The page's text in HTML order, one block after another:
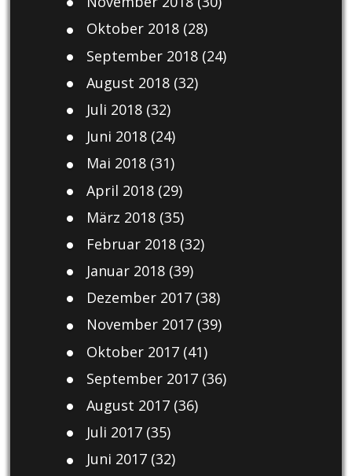
Oktober 2018(28)
September 2018(24)
August 2018(32)
Juli 2018(32)
Juni 2018(24)
Mai 2018(31)
April 2018(29)
März 2018(35)
Februar 2018(32)
Januar 2018(39)
Dezember 2017(38)
November 2017(39)
Oktober 2017(41)
September 2017(36)
August 2017(36)
Juli 2017(35)
Juni 2017(32)